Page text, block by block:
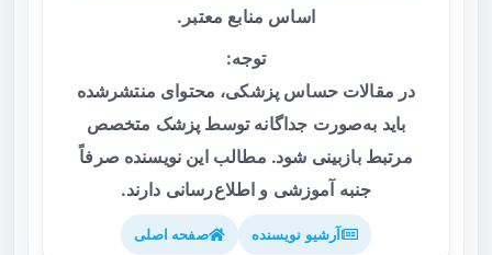
اساس منابع معتبر.
توجه:
در مقالات حساس پزشکی، محتوای منتشرشده
باید به‌صورت جداگانه توسط پزشک متخصص
مرتبط بازبینی شود. مطالب این نویسنده صرفاً
جنبه آموزشی و اطلاع‌رسانی دارند.
آرشیو نویسنده صفحه اصلی